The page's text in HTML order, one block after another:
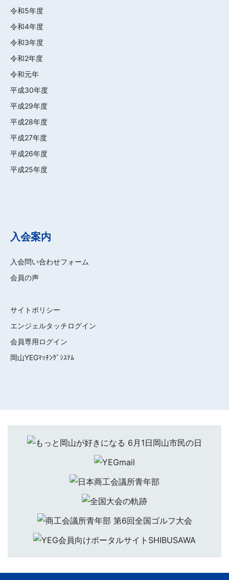
令和5年度
令和4年度
令和3年度
令和2年度
令和元年
平成30年度
平成29年度
平成28年度
平成27年度
平成26年度
平成25年度
入会案内
入会問い合わせフォーム
会員の声
サイトポリシー
エンジェルタッチログイン
会員専用ログイン
岡山YEGﾏｯﾁﾝｸﾞｼｽﾃﾑ